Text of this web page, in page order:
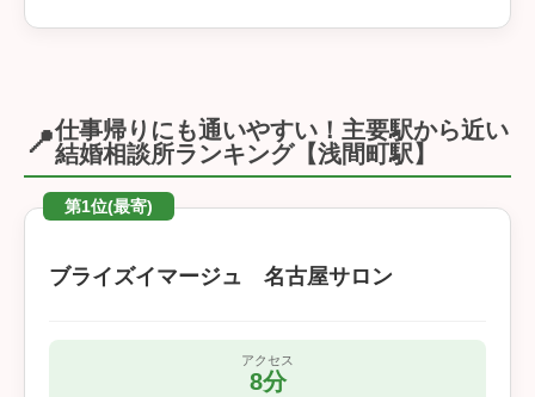
📍仕事帰りにも通いやすい！主要駅から近い
結婚相談所ランキング【浅間町駅】
第1位(最寄)
ブライズイマージュ 名古屋サロン
アクセス
8分